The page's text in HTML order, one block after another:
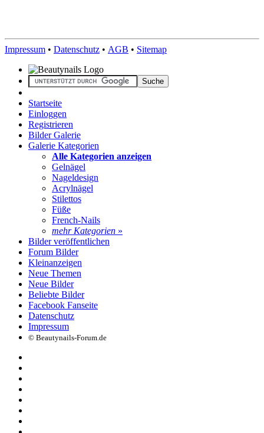
Impressum • Datenschutz • AGB • Sitemap
Startseite
Einloggen
Registrieren
Bilder Galerie
Galerie Kategorien
Alle Kategorien anzeigen
Gelnägel
Nageldesign
Acrylnägel
Stilettos
Füße
French-Nails
mehr Kategorien »
Bilder veröffentlichen
Forum Bilder
Kleinanzeigen
Neue Themen
Neue Bilder
Beliebte Bilder
Facebook Fanseite
Datenschutz
Impressum
© Beautynails-Forum.de